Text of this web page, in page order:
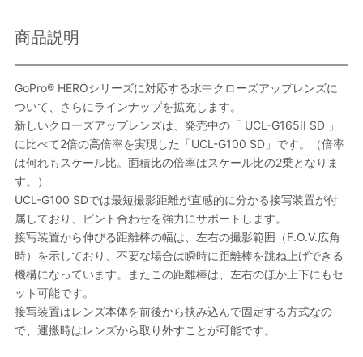
商品説明
GoPro® HEROシリーズに対応する水中クローズアップレンズに
ついて、さらにラインナップを拡充します。
新しいクローズアップレンズは、発売中の「 UCL-G165II SD 」
に比べて2倍の高倍率を実現した「UCL-G100 SD」です。（倍率
は何れもスケール比。面積比の倍率はスケール比の2乗となりま
す。）
UCL-G100 SDでは最短撮影距離が直感的に分かる接写装置が付
属しており、ピント合わせを強力にサポートします。
接写装置から伸びる距離棒の幅は、左右の撮影範囲（F.O.V.広角
時）を示しており、不要な場合は瞬時に距離棒を跳ね上げできる
機構になっています。またこの距離棒は、左右のほか上下にもセ
ット可能です。
接写装置はレンズ本体を前後から挟み込んで固定する方式なの
で、運搬時はレンズから取り外すことが可能です。